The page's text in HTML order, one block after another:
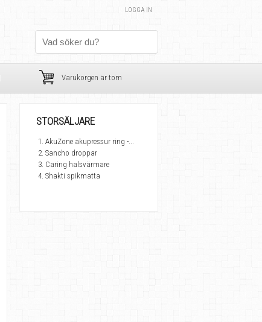
LOGGA IN
Varukorgen är tom
STORSÄLJARE
AkuZone akupressur ring -...
Sancho droppar
Caring halsvärmare
Shakti spikmatta